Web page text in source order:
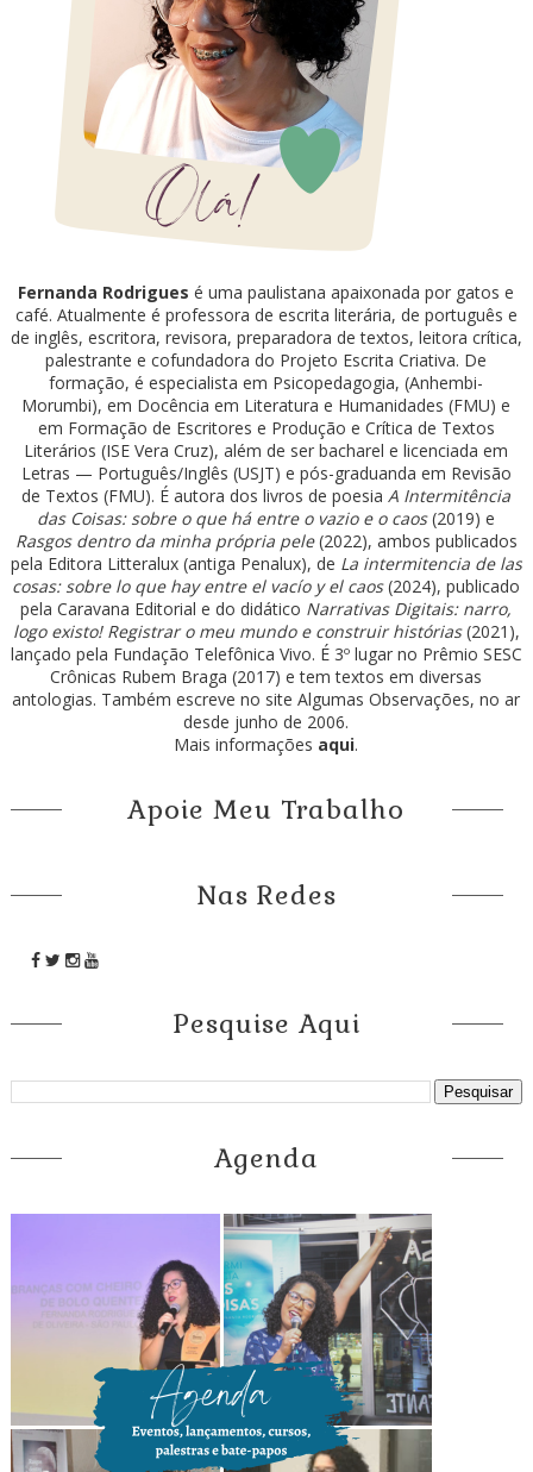
Fernanda Rodrigues é uma paulistana apaixonada por gatos e
café. Atualmente é professora de escrita literária, de português e
de inglês, escritora, revisora, preparadora de textos, leitora crítica,
palestrante e cofundadora do Projeto Escrita Criativa. De
formação, é especialista em Psicopedagogia, (Anhembi-
Morumbi), em Docência em Literatura e Humanidades (FMU) e
em Formação de Escritores e Produção e Crítica de Textos
Literários (ISE Vera Cruz), além de ser bacharel e licenciada em
Letras — Português/Inglês (USJT) e pós-graduanda em Revisão
de Textos (FMU). É autora dos livros de poesiaA Intermitência
das Coisas: sobre o que há entre o vazio e o caos(2019) e
Rasgos dentro da minha própria pele(2022), ambos publicados
pela Editora Litteralux (antiga Penalux), de La intermitencia de las
cosas: sobre lo que hay entre el vacío y el caos(2024), publicado
pela Caravana Editorial e do didático Narrativas Digitais: narro,
logo existo! Registrar o meu mundo e construir histórias(2021),
lançado pela Fundação Telefônica Vivo. É 3º lugar no Prêmio SESC
Crônicas Rubem Braga (2017) e tem textos em diversas
antologias. Também escreve no site Algumas Observações, no ar
desde junho de 2006.
Mais informações aqui.
Apoie Meu Trabalho
Nas Redes
Pesquise Aqui
Agenda